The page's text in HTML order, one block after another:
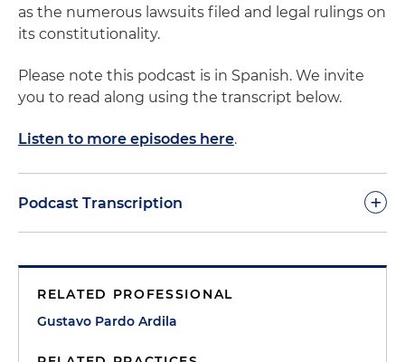
as the numerous lawsuits filed and legal rulings on
its constitutionality.
Please note this podcast is in Spanish. We invite
you to read along using the transcript below.
Listen to more episodes here.
Podcast Transcription +
En Par Minutos tratamos temas jurídicos y a veces
no tan jurídicos de su interés. Hoy nos acompaña
RELATED PROFESSIONAL
Gustavo Pardo Ardila